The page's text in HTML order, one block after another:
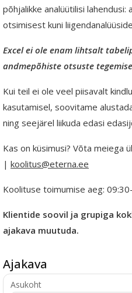
põhjalikke analüütilisi
otsimisest kuni
Excel ei ole enam lihtsalt
andmepõhiste otsuste
Kui teil ei ole veel piisavalt
kasutamisel, soovitame
ning seejärel liikuda edasi
Kas on küsimusi? Võta meiega
| koolitus@eterna.ee
Koolituse toimumise aeg:
Klientide soovil ja grupiga
ajakava muutuda.
Ajakava
Asukoht